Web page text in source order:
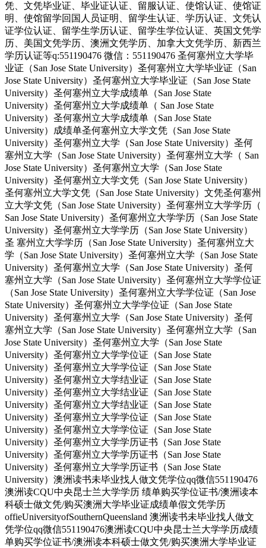
凭、文凭毕业证、毕业证认证、留服认证、使馆认证、使馆证
明、使馆留学回国人员证明、留学生认证、学历认证、文凭认
证学位认证、留学生学历认证、留学生学位认证、英国文凭学
历、美国文凭学历、澳洲文凭学历、加拿大文凭学历、新西兰
学历认证等q:551190476 微信：551190476 圣何塞州立大学毕
业证（San Jose State University）圣何塞州立大学毕业证（San
Jose State University）圣何塞州立大学毕业证（San Jose State
University）圣何塞州立大学成绩单（San Jose State
University）圣何塞州立大学成绩单（ San Jose State
University）圣何塞州立大学成绩单（San Jose State
University）成绩单圣何塞州立大学文凭（San Jose State
University）圣何塞州立大学（San Jose State University）圣何
塞州立大学（San Jose State University）圣何塞州立大学（ San
Jose State University）圣何塞州立大学（San Jose State
University）圣何塞州立大学文凭（San Jose State University）
圣何塞州立大学文凭（San Jose State University）文凭圣何塞州
立大学文凭（San Jose State University）圣何塞州立大学学历（
San Jose State University）圣何塞州立大学学历（San Jose State
University）圣何塞州立大学学历（San Jose State University）
圣 塞州立大学学历（San Jose State University）圣何塞州立大
学（San Jose State University）圣何塞州立大学（San Jose State
University）圣何塞州立大学（San Jose State University）圣何
塞州立大学（San Jose State University）圣何塞州立大学学位证
（San Jose State University）圣何塞州立大学学位证（San Jose
State University）圣何塞州立大学学位证（San Jose State
University）圣何塞州立大学（San Jose State University）圣何
塞州立大学（San Jose State University）圣何塞州立大学（San
Jose State University）圣何塞州立大学（San Jose State
University）圣何塞州立大学学位证（San Jose State
University）圣何塞州立大学学位证（San Jose State
University）圣何塞州立大学结业证（San Jose State
University）圣何塞州立大学结业证（San Jose State
University）圣何塞州立大学结业证（San Jose State
University）圣何塞州立大学学位证（San Jose State
University）圣何塞州立大学学位证（San Jose State
University）圣何塞州立大学学历证书（San Jose State
University）圣何塞州立大学学历证书（San Jose State
University）圣何塞州立大学学历证书（San Jose State
University）澳洲读书未毕业找人做文凭学位qq微信551190476
澳洲读CQU中央昆士兰大学学历 绩单购买学位证书/澳洲读本
科硕士做文凭/购买澳洲大学毕业证成绩单假文凭学历
offieUniversityofSouthernQueensland 澳洲读书未毕业找人做文
凭学位qq微信551190476澳洲读CQU中央昆士兰大学学历成绩
单购买学位证书/澳洲读本科硕士做文凭/购买澳洲大学毕业证